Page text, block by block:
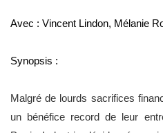
Avec : Vincent Lindon, Mélanie
Synopsis :
Malgré de lourds sacrifices
un bénéfice record de leur